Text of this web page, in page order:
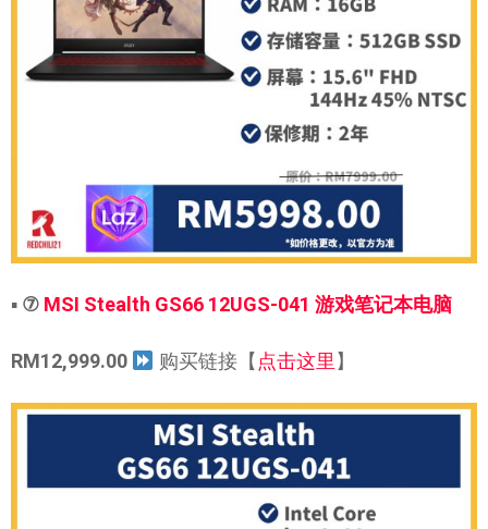
▪ ⑦ MSI Stealth GS66 12UGS-041 游戏笔记本电脑
RM12,999.00 购买链接【 点击这里 】